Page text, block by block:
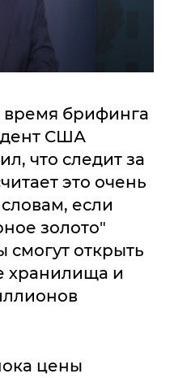
время брифинга
США
что следит за
это очень
если
золото"
смогут открыть
хранилища и
цены